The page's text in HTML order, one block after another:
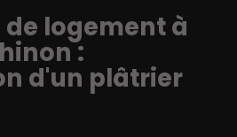
logement à
:
d'un plâtrier